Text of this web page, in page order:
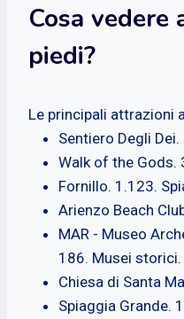
Cosa vedere
piedi?
Le principali attrazioni
Sentiero Degli
Walk of the Gods.
Fornillo. 1.123.
Arienzo Beach
MAR - Museo
186. Musei storici.
Chiesa di Santa
Spiaggia Grande.